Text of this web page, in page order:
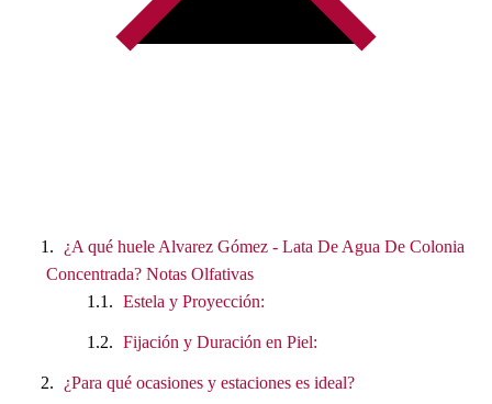
¿A qué huele Alvarez Gómez - Lata De Agua De Colonia
Concentrada? Notas Olfativas
Estela y Proyección:
Fijación y Duración en Piel:
¿Para qué ocasiones y estaciones es ideal?